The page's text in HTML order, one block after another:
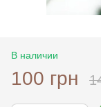
В наличии
100 грн